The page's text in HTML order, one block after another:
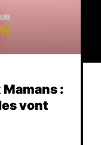
Mamans :
vont